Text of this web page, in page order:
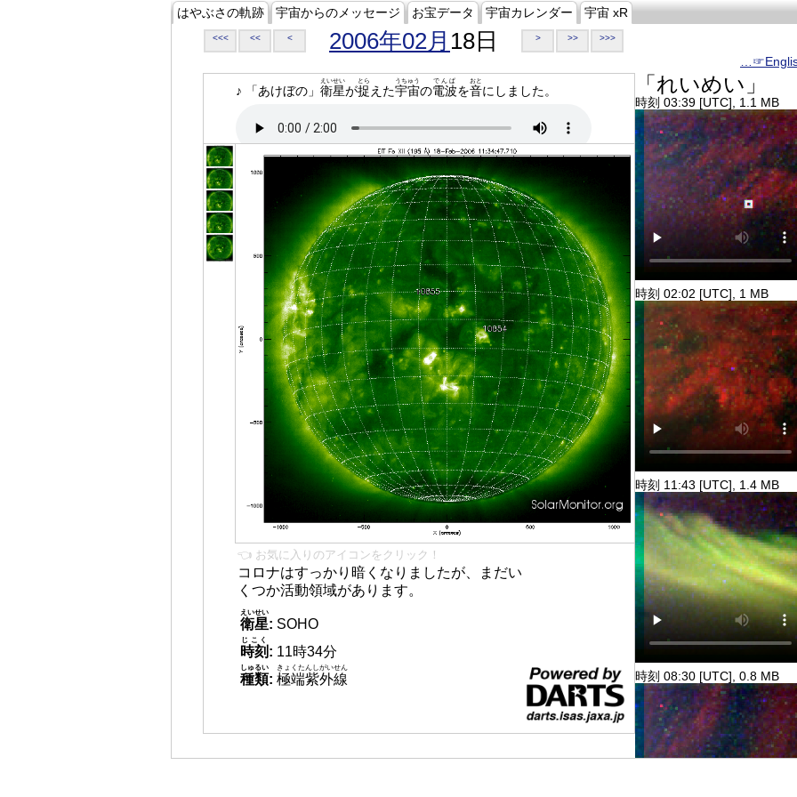
はやぶさの軌跡 宇宙からのメッセージ お宝データ 宇宙カレンダー 宇宙 xR
<<< << < 2006年02月 18日 > >> >>>
♪ 「あけぼの」 衛星
えいせい
が捉
とら
えた宇宙
うちゅう
の電波
でんぱ
を音
おと
にしました。
👈 お気に入りのアイコンをクリック！
コロナはすっかり暗くなりましたが、まだい
くつか活動領域があります。
衛星
えいせい
: SOHO
時刻
じこく
: 11時34分
種類
しゅるい
: 極端紫外線
きょくたんしがいせん
「れいめい」
時刻 03:39 [UTC], 1.1 MB
時刻 02:02 [UTC], 1 MB
時刻 11:43 [UTC], 1.4 MB
時刻 08:30 [UTC], 0.8 MB